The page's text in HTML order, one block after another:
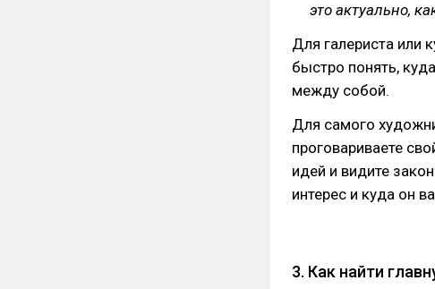
это актуально,
Для галериста или
быстро понять,
между собой.
Для самого
проговариваете
идей и видите
интерес и куда он
3. Как найти